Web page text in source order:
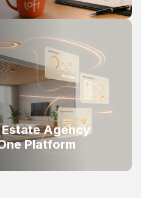
Estate Agency
Platform